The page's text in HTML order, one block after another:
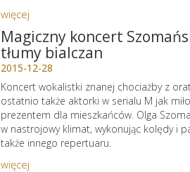
więcej
Magiczny koncert
tłumy bialczan
2015-12-28
Koncert wokalistki znanej chociażby z
ostatnio także aktorki w serialu M jak
prezentem dla mieszkańców. Olga
w nastrojowy klimat, wykonując kolędy i
także innego repertuaru.
więcej